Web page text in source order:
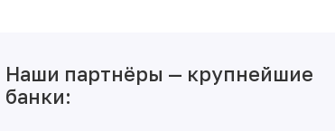
Наши партнёры — крупнейшие
банки: